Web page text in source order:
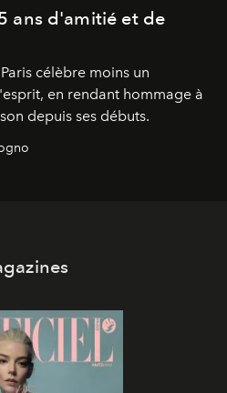
ans d'amitié et de
célèbre moins un
en rendant hommage à
depuis ses débuts.